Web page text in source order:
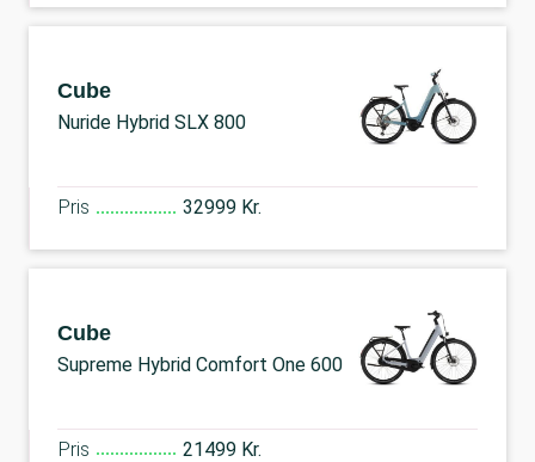
Cube
Nuride Hybrid SLX 800
Pris 32999 Kr.
Cube
Supreme Hybrid Comfort One 600
Pris 21499 Kr.